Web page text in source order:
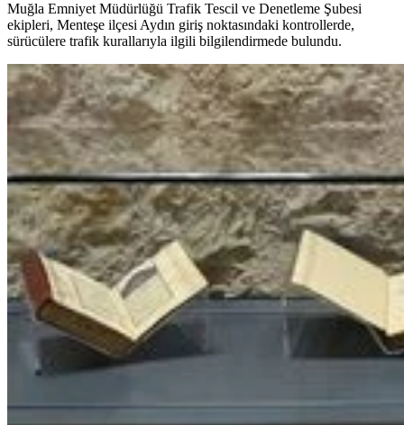
Muğla Emniyet Müdürlüğü Trafik Tescil ve Denetleme Şubesi
ekipleri, Menteşe ilçesi Aydın giriş noktasındaki kontrollerde,
sürücülere trafik kurallarıyla ilgili bilgilendirmede bulundu.